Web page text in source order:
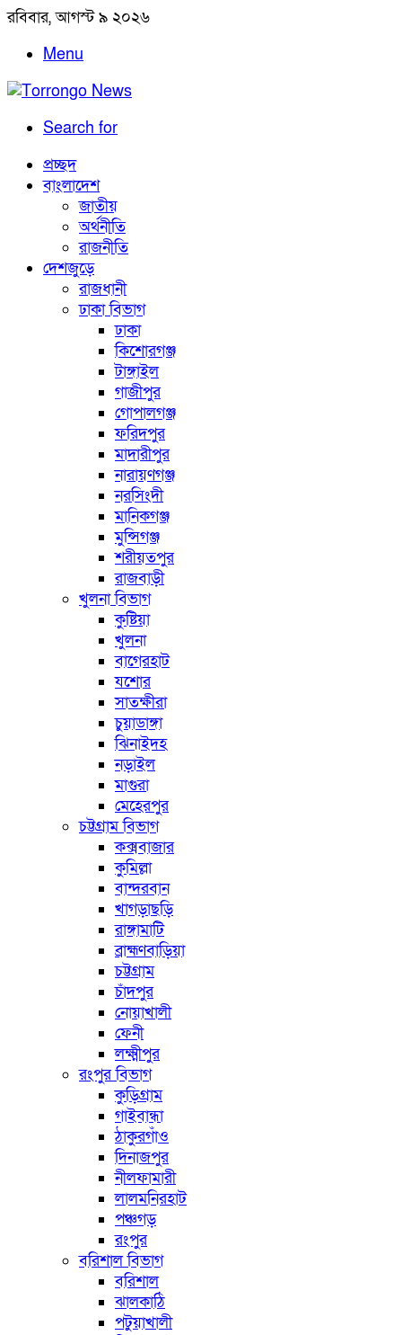
রবিবার, আগস্ট ৯ ২০২৬
Menu
Search for
প্রচ্ছদ
বাংলাদেশ
জাতীয়
অর্থনীতি
রাজনীতি
দেশজুড়ে
রাজধানী
ঢাকা বিভাগ
ঢাকা
কিশোরগঞ্জ
টাঙ্গাইল
গাজীপুর
গোপালগঞ্জ
ফরিদপুর
মাদারীপুর
নারায়ণগঞ্জ
নরসিংদী
মানিকগঞ্জ
মুন্সিগঞ্জ
শরীয়তপুর
রাজবাড়ী
খুলনা বিভাগ
কুষ্টিয়া
খুলনা
বাগেরহাট
যশোর
সাতক্ষীরা
চুয়াডাঙ্গা
ঝিনাইদহ
নড়াইল
মাগুরা
মেহেরপুর
চট্টগ্রাম বিভাগ
কক্সবাজার
কুমিল্লা
বান্দরবান
খাগড়াছড়ি
রাঙ্গামাটি
ব্রাহ্মণবাড়িয়া
চট্টগ্রাম
চাঁদপুর
নোয়াখালী
ফেনী
লক্ষ্মীপুর
রংপুর বিভাগ
কুড়িগ্রাম
গাইবান্ধা
ঠাকুরগাঁও
দিনাজপুর
নীলফামারী
লালমনিরহাট
পঞ্চগড়
রংপুর
বরিশাল বিভাগ
বরিশাল
ঝালকাঠি
পটুয়াখালী